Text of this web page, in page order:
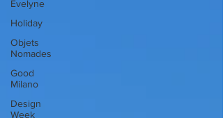
Evelyne
Holiday
Objets
Nomades
Good
Milano
Design
Week